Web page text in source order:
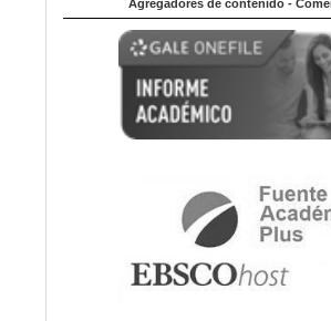
Agregadores de contenido -